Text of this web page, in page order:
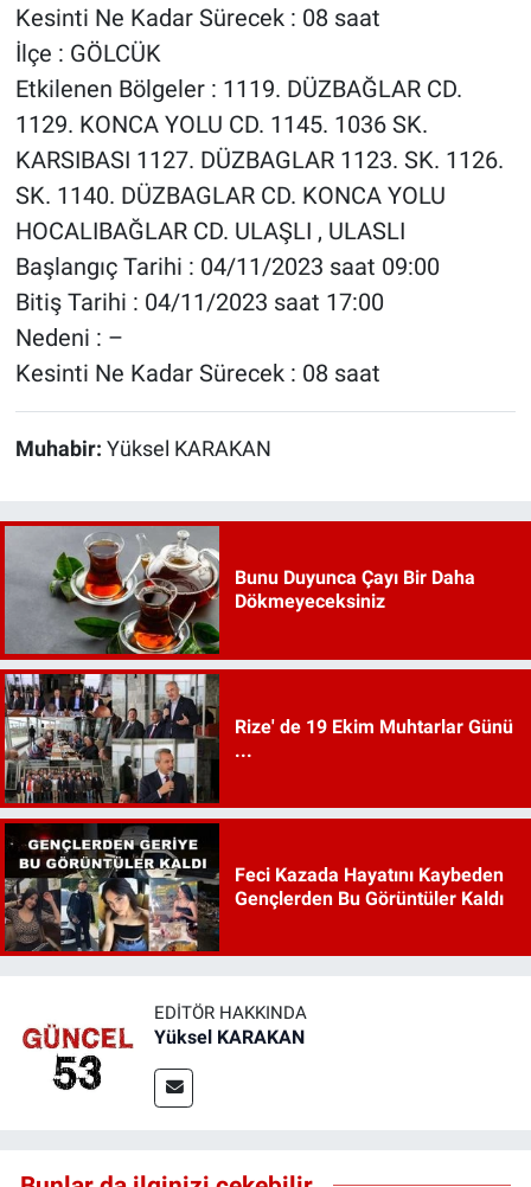
Kesinti Ne Kadar Sürecek : 08 saat
İlçe : GÖLCÜK
Etkilenen Bölgeler : 1119. DÜZBAĞLAR CD.
1129. KONCA YOLU CD. 1145. 1036 SK.
KARSIBASI 1127. DÜZBAGLAR 1123. SK. 1126.
SK. 1140. DÜZBAGLAR CD. KONCA YOLU
HOCALIBAĞLAR CD. ULAŞLI , ULASLI
Başlangıç Tarihi : 04/11/2023 saat 09:00
Bitiş Tarihi : 04/11/2023 saat 17:00
Nedeni : –
Kesinti Ne Kadar Sürecek : 08 saat
Muhabir: Yüksel KARAKAN
Bunu Duyunca Çayı Bir Daha
Dökmeyeceksiniz
Rize' de 19 Ekim Muhtarlar Günü
...
Feci Kazada Hayatını Kaybeden
Gençlerden Bu Görüntüler Kaldı
EDITÖR HAKKINDA
Yüksel KARAKAN